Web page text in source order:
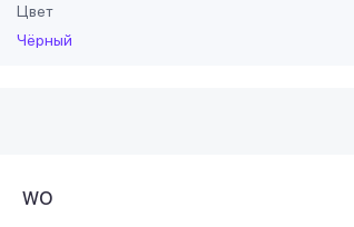
Цвет
Чёрный
WO